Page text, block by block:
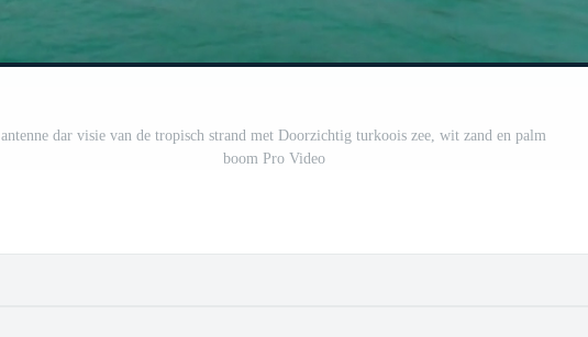
antenne dar visie van de tropisch strand met Doorzichtig turkoois zee, wit zand en palm
boom Pro Video